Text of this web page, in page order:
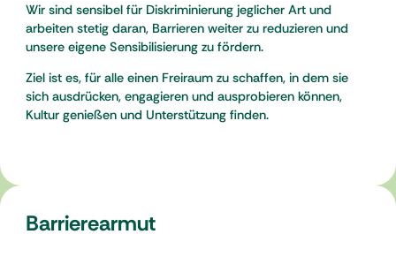
Wir sind sensibel für Diskriminierung jeglicher Art und
arbeiten stetig daran, Barrieren weiter zu reduzieren und
unsere eigene Sensibilisierung zu fördern.
Ziel ist es, für alle einen Freiraum zu schaffen, in dem sie
sich ausdrücken, engagieren und ausprobieren können,
Kultur genießen und Unterstützung finden.
Barrierearmut